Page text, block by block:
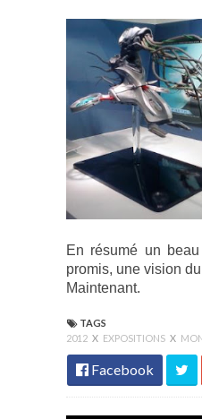
En résumé un
promis, une vision du
Maintenant.
TAGS
2012 X EXPOSITIONS X
Facebook